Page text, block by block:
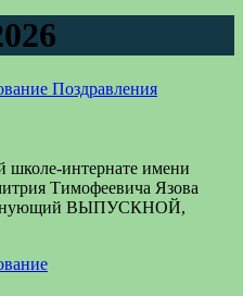
Поздравления
школе-интернате имени
Тимофеевича Язова
ВЫПУСКНОЙ,